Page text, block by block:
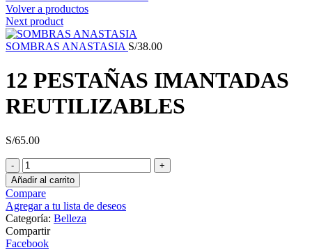
Volver a productos
Next product
SOMBRAS ANASTASIA S/38.00
12 PESTAÑAS IMANTADAS
REUTILIZABLES
S/65.00
12
PESTAÑAS
IMANTADAS
REUTILIZABLES
cantidad
Añadir al carrito
Compare
Agregar a tu lista de deseos
Categoría: Belleza
Compartir
Facebook